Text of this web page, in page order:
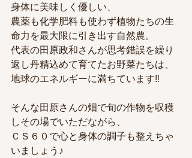
身体に美味しく優しい、
農薬も化学肥料も使わず植物たちの生
命力を最大限に引き出す自然農。
代表の田原政和さんが思考錯誤を繰り
返し丹精込めて育てたお野菜たちは、
地球のエネルギーに満ちています‼
そんな田原さんの畑で旬の作物を収穫
しその場でいただながら、
ＣＳ６０で心と身体の調子も整えちゃ
いましょう♪